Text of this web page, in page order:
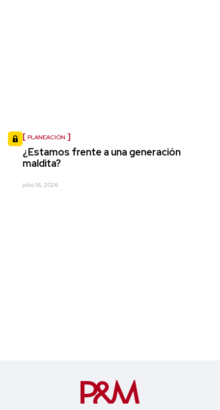
PLANEACIÓN
¿Estamos frente a una generación
maldita?
julio 16, 2026